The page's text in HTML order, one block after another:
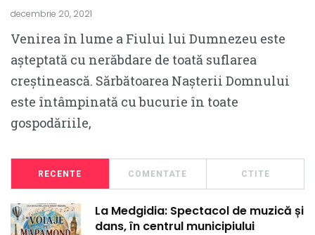
decembrie 20, 2021
Venirea în lume a Fiului lui Dumnezeu este
așteptată cu nerăbdare de toată suflarea
creștinească. Sărbătoarea Nașterii Domnului
este întâmpinată cu bucurie în toate
gospodăriile,
RECENTE COMENTATE CTITE
La Medgidia: Spectacol de muzică și
dans, în centrul municipiului